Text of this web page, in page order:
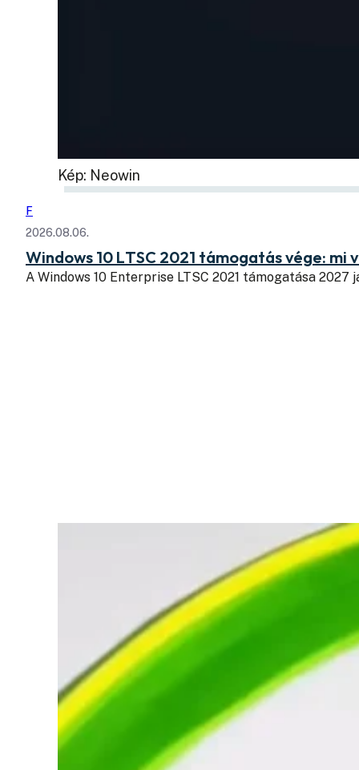
Kép: Neowin
F
2026.08.06.
Windows 10 LTSC 2021 támogatás vége: mi
A Windows 10 Enterprise LTSC 2021 támogatása 2027